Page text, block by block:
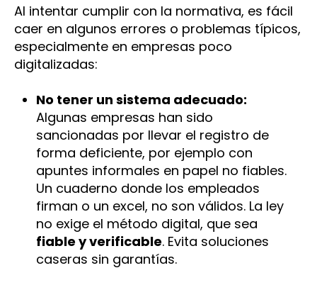
Al intentar cumplir con la normativa, es fácil
caer en algunos errores o problemas típicos,
especialmente en empresas poco
digitalizadas:
No tener un sistema adecuado:
Algunas empresas han sido
sancionadas por llevar el registro de
forma deficiente, por ejemplo con
apuntes informales en papel no fiables.
Un cuaderno donde los empleados
firman o un excel, no son válidos. La ley
no exige el método digital, que sea
fiable y verificable. Evita soluciones
caseras sin garantías.